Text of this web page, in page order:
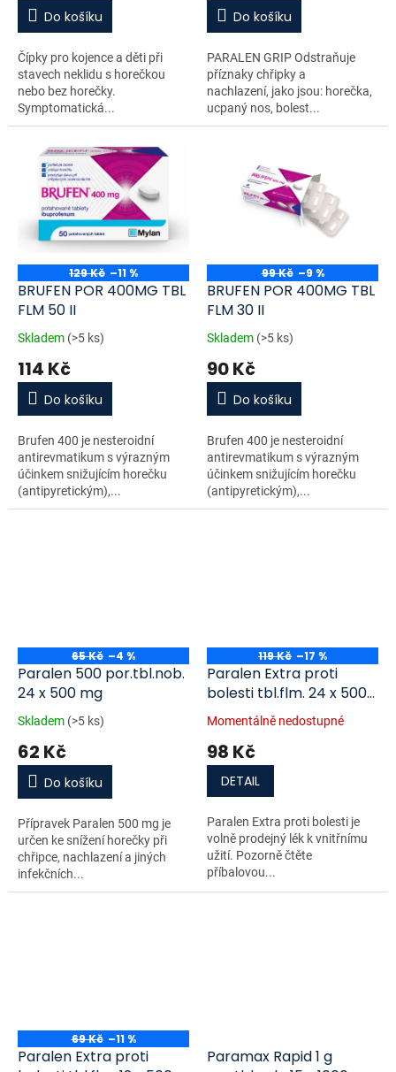
Do košíku
Čípky pro kojence a děti při
stavech neklidu s horečkou
nebo bez horečky.
Symptomatická...
Do košíku
PARALEN GRIP Odstraňuje
příznaky chřipky a
nachlazení, jako jsou: horečka,
ucpaný nos, bolest...
129 Kč –11 %
BRUFEN POR 400MG TBL
FLM 50 II
Skladem (>5 ks)
114 Kč
Do košíku
Brufen 400 je nesteroidní
antirevmatikum s výrazným
účinkem snižujícím horečku
(antipyretickým),...
99 Kč –9 %
BRUFEN POR 400MG TBL
FLM 30 II
Skladem (>5 ks)
90 Kč
Do košíku
Brufen 400 je nesteroidní
antirevmatikum s výrazným
účinkem snižujícím horečku
(antipyretickým),...
65 Kč –4 %
Paralen 500 por.tbl.nob.
24 x 500 mg
Skladem (>5 ks)
62 Kč
Do košíku
Přípravek Paralen 500 mg je
určen ke snížení horečky při
chřipce, nachlazení a jiných
infekčních...
119 Kč –17 %
Paralen Extra proti
bolesti tbl.flm. 24 x 500
mg/65 mg
Momentálně nedostupné
98 Kč
DETAIL
Paralen Extra proti bolesti je
volně prodejný lék k vnitřnímu
užití. Pozorně čtěte
příbalovou...
69 Kč –11 %
Paralen Extra proti
Paramax Rapid 1 g